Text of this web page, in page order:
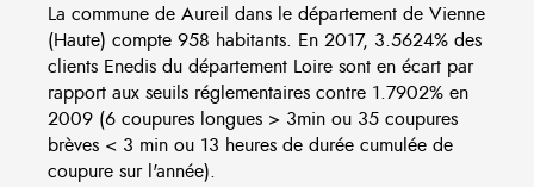
La commune de Aureil dans le département de Vienne
(Haute) compte 958 habitants. En 2017, 3.5624% des
clients Enedis du département Loire sont en écart par
rapport aux seuils réglementaires contre 1.7902% en
2009 (6 coupures longues > 3min ou 35 coupures
brèves < 3 min ou 13 heures de durée cumulée de
coupure sur l'année).